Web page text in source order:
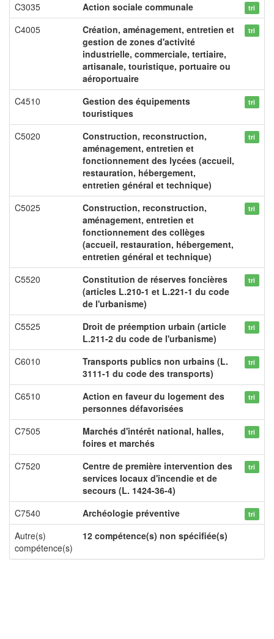
C3035 Action sociale communale tri
C4005
Création, aménagement, entretien et
gestion de zones d'activité
industrielle, commerciale, tertiaire,
artisanale, touristique, portuaire ou
aéroportuaire
tri
C4510
Gestion des équipements
touristiques
tri
C5020
Construction, reconstruction,
aménagement, entretien et
fonctionnement des lycées (accueil,
restauration, hébergement,
entretien général et technique)
tri
C5025
Construction, reconstruction,
aménagement, entretien et
fonctionnement des collèges
(accueil, restauration, hébergement,
entretien général et technique)
tri
C5520
Constitution de réserves foncières
(articles L.210-1 et L.221-1 du code
de l'urbanisme)
tri
C5525
Droit de préemption urbain (article
L.211-2 du code de l'urbanisme)
tri
C6010
Transports publics non urbains (L.
3111-1 du code des transports)
tri
C6510
Action en faveur du logement des
personnes défavorisées
tri
C7505
Marchés d'intérêt national, halles,
foires et marchés
tri
C7520
Centre de première intervention des
services locaux d'incendie et de
secours (L. 1424-36-4)
tri
C7540 Archéologie préventive tri
Autre(s)
compétence(s)
12 compétence(s) non spécifiée(s)